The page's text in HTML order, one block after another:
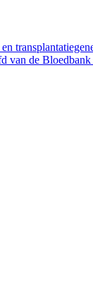
van de Bloedbank